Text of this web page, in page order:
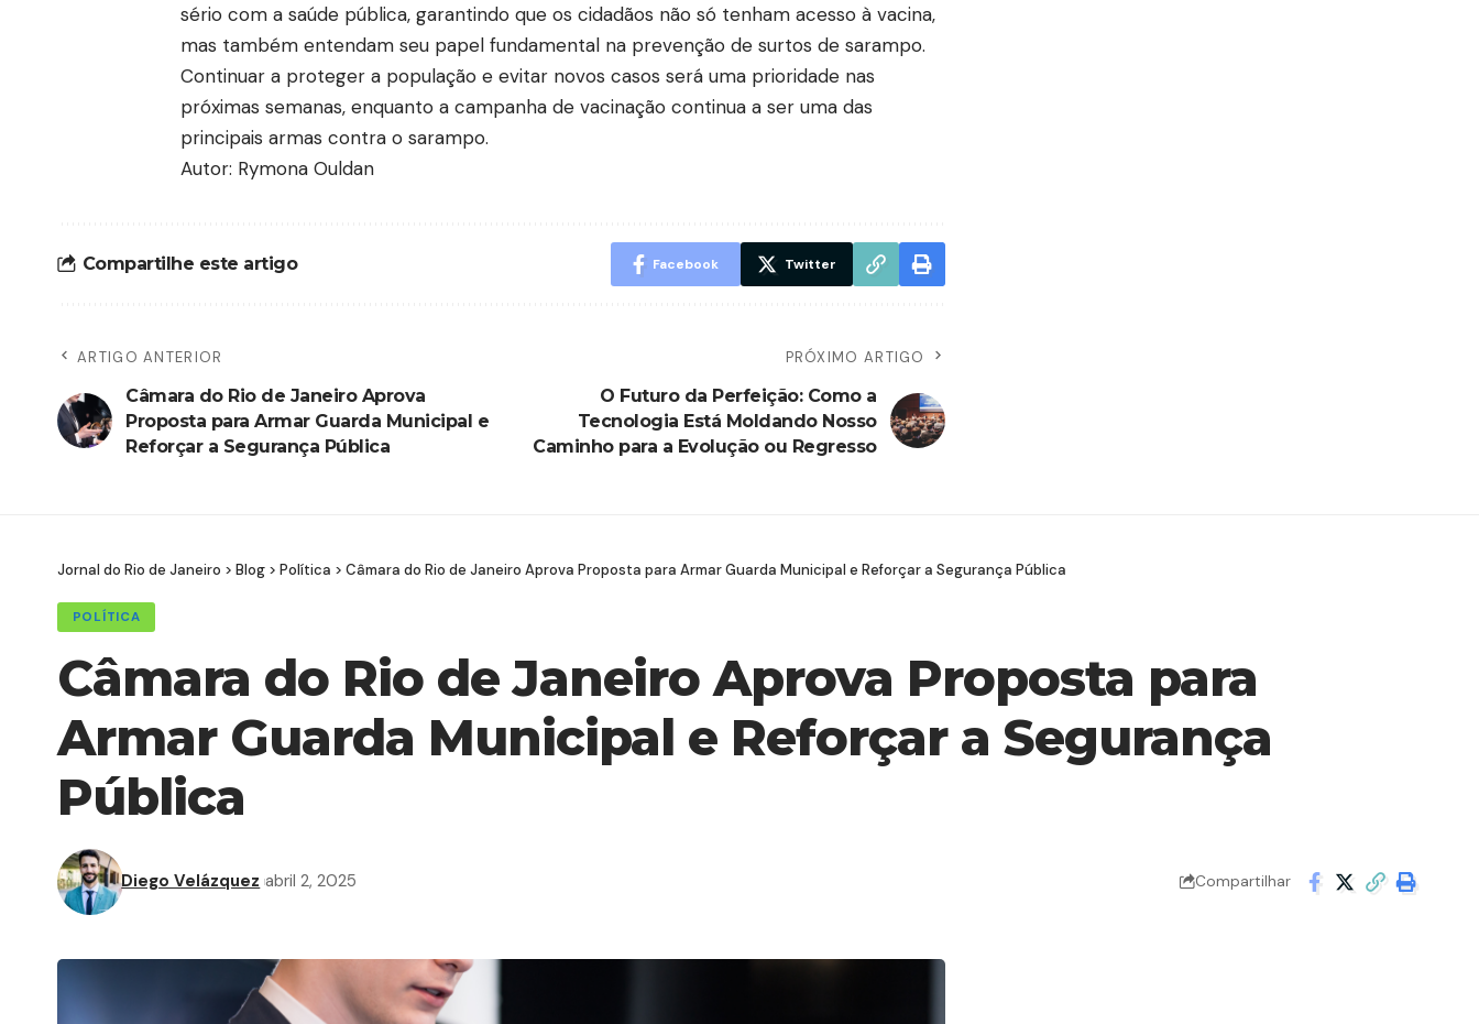
sério com a saúde pública, garantindo que os cidadãos não só tenham acesso à vacina,
mas também entendam seu papel fundamental na prevenção de surtos de sarampo.
Continuar a proteger a população e evitar novos casos será uma prioridade nas
próximas semanas, enquanto a campanha de vacinação continua a ser uma das
principais armas contra o sarampo.
Autor: Rymona Ouldan
Compartilhe este artigo Facebook Twitter
ARTIGO ANTERIOR
Câmara do Rio de Janeiro Aprova
Proposta para Armar Guarda Municipal e
Reforçar a Segurança Pública
PRÓXIMO ARTIGO
O Futuro da Perfeição: Como a
Tecnologia Está Moldando Nosso
Caminho para a Evolução ou Regresso
Jornal do Rio de Janeiro > Blog > Política > Câmara do Rio de Janeiro Aprova Proposta para Armar Guarda Municipal e Reforçar a Segurança Pública
POLÍTICA
Câmara do Rio de Janeiro Aprova Proposta para
Armar Guarda Municipal e Reforçar a Segurança
Pública
Diego Velázquez abril 2, 2025 Compartilhar